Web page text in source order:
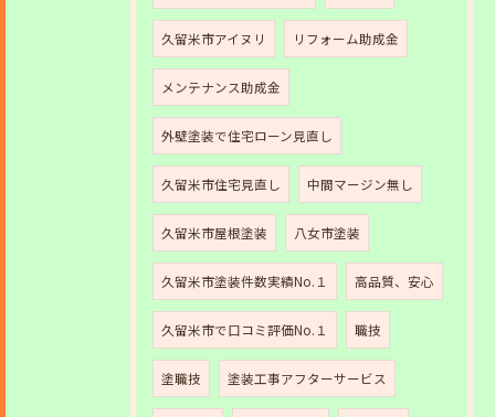
久留米市アイヌリ リフォーム助成金
メンテナンス助成金
外壁塗装で住宅ローン見直し
久留米市住宅見直し 中間マージン無し
久留米市屋根塗装 八女市塗装
久留米市塗装件数実績No.１ 高品質、安心
久留米市で口コミ評価No.１ 職技
塗職技 塗装工事アフターサービス